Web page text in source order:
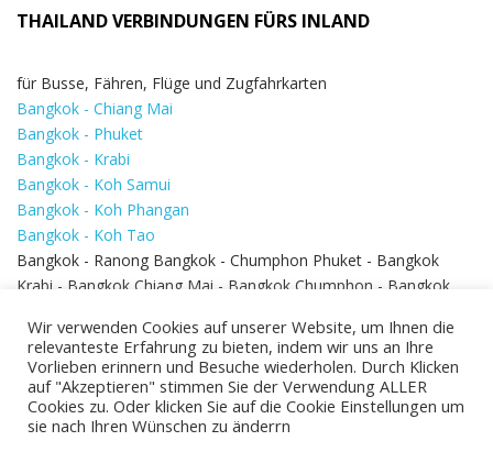
THAILAND VERBINDUNGEN FÜRS INLAND
für Busse, Fähren, Flüge und Zugfahrkarten
Bangkok - Chiang Mai
Bangkok - Phuket
Bangkok - Krabi
Bangkok - Koh Samui
Bangkok - Koh Phangan
Bangkok - Koh Tao
Bangkok - Ranong Bangkok - Chumphon Phuket - Bangkok
Krabi - Bangkok Chiang Mai - Bangkok Chumphon - Bangkok
Bangkok - Hua Hin
Wir verwenden Cookies auf unserer Website, um Ihnen die
relevanteste Erfahrung zu bieten, indem wir uns an Ihre
Vorlieben erinnern und Besuche wiederholen. Durch Klicken
auf "Akzeptieren" stimmen Sie der Verwendung ALLER
Cookies zu. Oder klicken Sie auf die Cookie Einstellungen um
sie nach Ihren Wünschen zu änderrn